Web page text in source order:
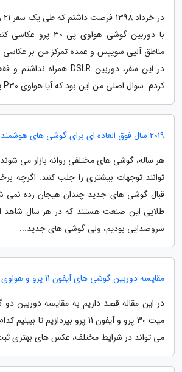
با دوربین گوشی هواوی
مناطق آلپی سوییس و عمده تمرکز من بر عکاسی
کردم. سوال اصلی من این بود که آیا هواوی P30 پرو...
2019 سال فوق العاده ای برای گوشی های هوشمند بود
هر ساله، گوشی های مختلفی روانه بازار می
توانند توجهات بیشتری را جلب کنند. اگرچه
قبال گوشی های جدید چندان هیجان زده نمی
طلایی این صنعت هستند که در هر سال شاهد
سروصدایی بودیم، ولی گوشی های جدید...
مقایسه دوربین گوشی های آیفون 11 پرو و هواوی میت 30 پرو
در این مقاله قصد داریم به مقایسه دوربین
میت 30 پرو و آیفون 11 پرو بپردازیم
می تواند در شرایط مختلف، عکس های بهتری